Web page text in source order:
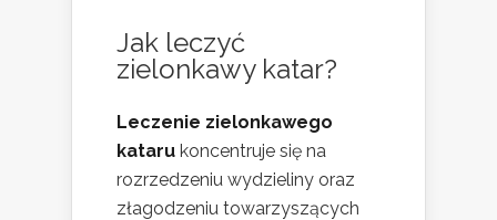
Jak leczyć
zielonkawy katar?
Leczenie zielonkawego
kataru koncentruje się na
rozrzedzeniu wydzieliny oraz
złagodzeniu towarzyszących